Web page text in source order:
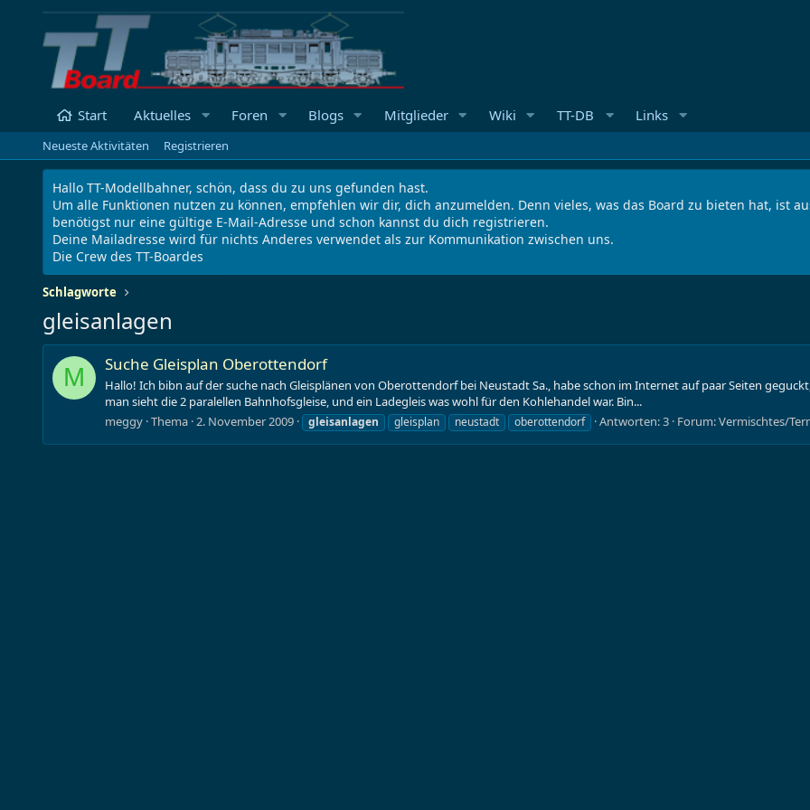
Start Aktuelles Foren Blogs Mitglieder Wiki TT-DB Links
Neueste Aktivitäten Registrieren
Hallo TT-Modellbahner, schön, dass du zu uns gefunden hast.
Um alle Funktionen nutzen zu können, empfehlen wir dir, dich anzumelden. Denn vieles, was das Board zu bieten hat, ist
benötigst nur eine gültige E-Mail-Adresse und schon kannst du dich registrieren.
Deine Mailadresse wird für nichts Anderes verwendet als zur Kommunikation zwischen uns.
Die Crew des TT-Boardes
Schlagworte
gleisanlagen
M Suche Gleisplan Oberottendorf
Hallo! Ich bibn auf der suche nach Gleisplänen von Oberottendorf bei Neustadt Sa., habe schon im Internet auf paar Seiten
man sieht die 2 paralellen Bahnhofsgleise, und ein Ladegleis was wohl für den Kohlehandel war. Bin...
meggy Thema 2. November 2009 gleisanlagen gleisplan neustadt oberottendorf Antworten: 3 Forum:Vermischtes/